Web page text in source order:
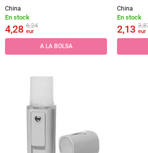
China
En stock
4,28 6,24
eur
A LA BOLSA
China
En stock
2,13 eur